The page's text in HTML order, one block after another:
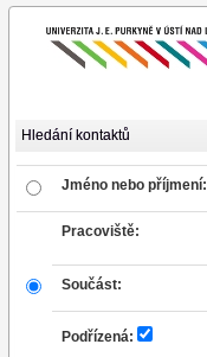
Hledání kontaktů
Jméno nebo příjmení:
Pracoviště:
Součást:
Podřízená: